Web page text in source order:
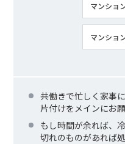
マンショ
マンショ
共働きで忙しく家事
片付けをメインにお願
もし時間が余れば、
切れのものがあれば